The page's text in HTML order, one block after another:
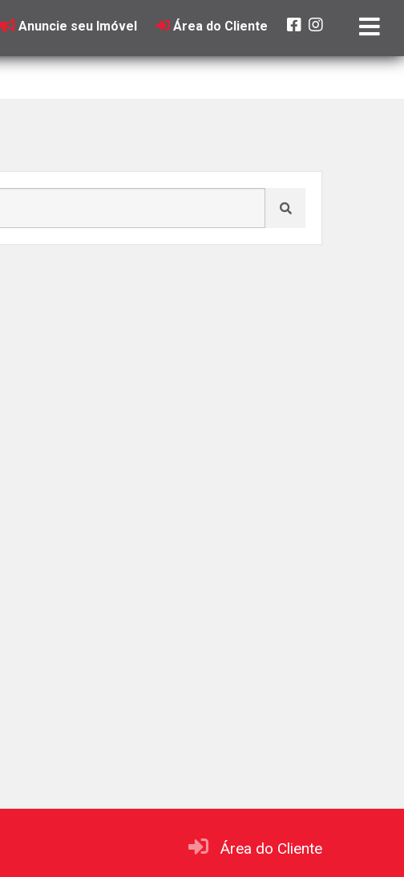
Anuncie seu Imóvel Área do Cliente
Área do Cliente